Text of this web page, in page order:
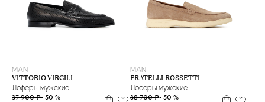
MAN
VITTORIO VIRGILI
Лоферы мужские
37 900 ₽- 50 %
MAN
FRATELLI ROSSETTI
Лоферы мужские
38 700 ₽- 50 %